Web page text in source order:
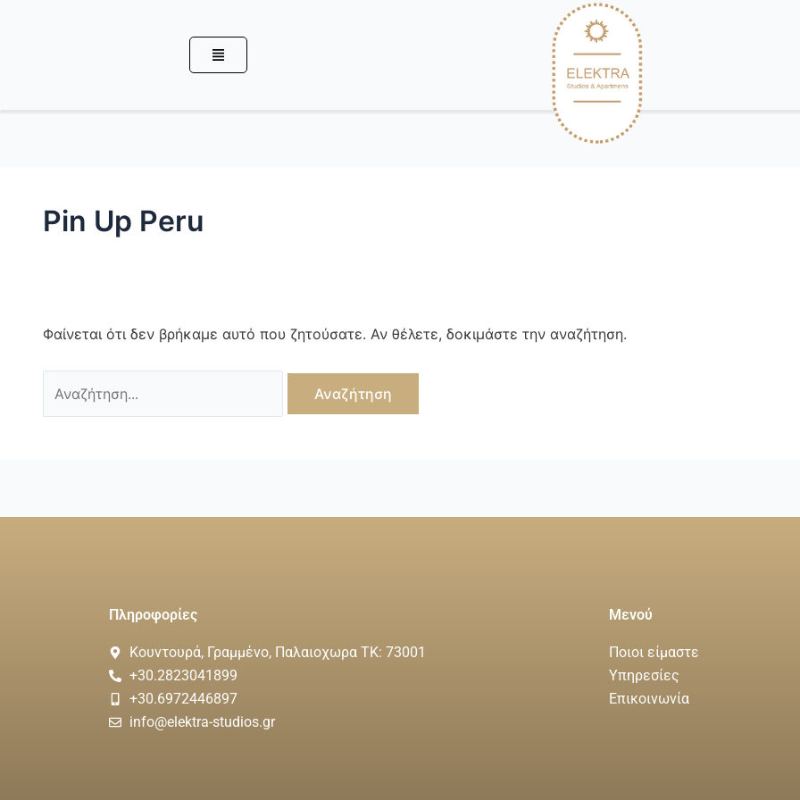
Pin Up Peru
Φαίνεται ότι δεν βρήκαμε αυτό που ζητούσατε. Αν θέλετε, δοκιμάστε την αναζήτηση.
Πληροφορίες
Κουντουρά, Γραμμένο, Παλαιοχωρα ΤΚ: 73001
+30.2823041899
+30.6972446897
info@elektra-studios.gr
Μενού
Ποιοι είμαστε
Υπηρεσίες
Επικοινωνία